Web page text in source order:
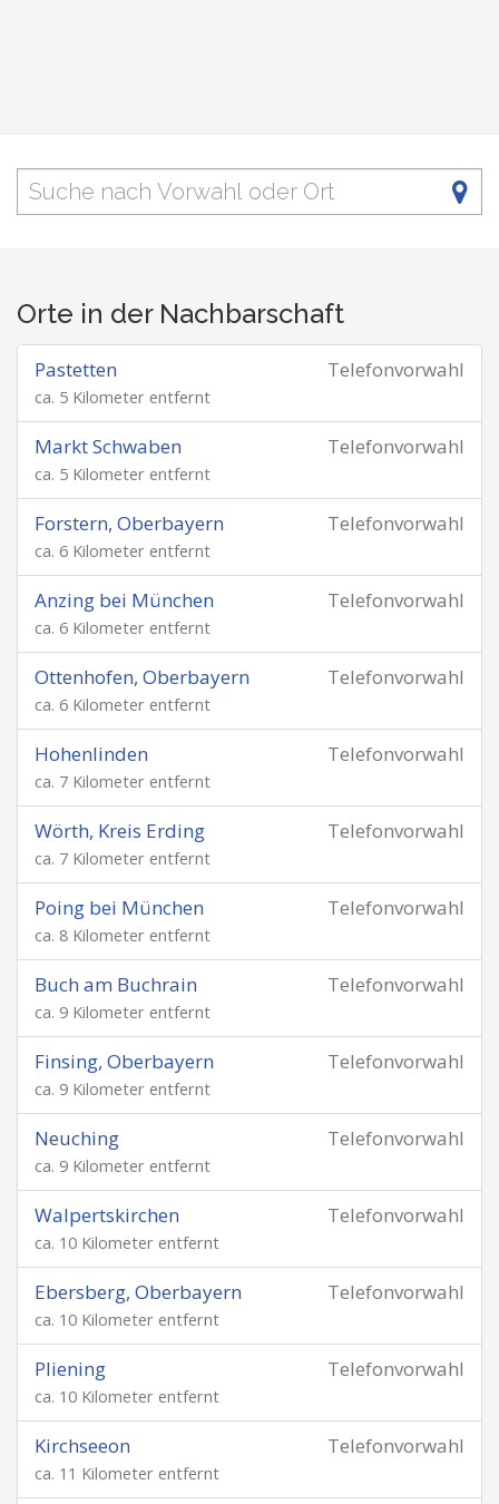
Orte in der Nachbarschaft
Telefonvorwahl
Pastetten
ca. 5 Kilometer entfernt
Telefonvorwahl
Markt Schwaben
ca. 5 Kilometer entfernt
Telefonvorwahl
Forstern, Oberbayern
ca. 6 Kilometer entfernt
Telefonvorwahl
Anzing bei München
ca. 6 Kilometer entfernt
Telefonvorwahl
Ottenhofen, Oberbayern
ca. 6 Kilometer entfernt
Telefonvorwahl
Hohenlinden
ca. 7 Kilometer entfernt
Telefonvorwahl
Wörth, Kreis Erding
ca. 7 Kilometer entfernt
Telefonvorwahl
Poing bei München
ca. 8 Kilometer entfernt
Telefonvorwahl
Buch am Buchrain
ca. 9 Kilometer entfernt
Telefonvorwahl
Finsing, Oberbayern
ca. 9 Kilometer entfernt
Telefonvorwahl
Neuching
ca. 9 Kilometer entfernt
Telefonvorwahl
Walpertskirchen
ca. 10 Kilometer entfernt
Telefonvorwahl
Ebersberg, Oberbayern
ca. 10 Kilometer entfernt
Telefonvorwahl
Pliening
ca. 10 Kilometer entfernt
Telefonvorwahl
Kirchseeon
ca. 11 Kilometer entfernt